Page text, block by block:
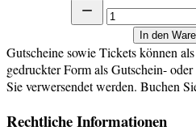
In den
Gutscheine sowie Tickets können
gedruckter Form als Gutschein-
Sie verwersendet werden. Buchen
Rechtliche Informationen